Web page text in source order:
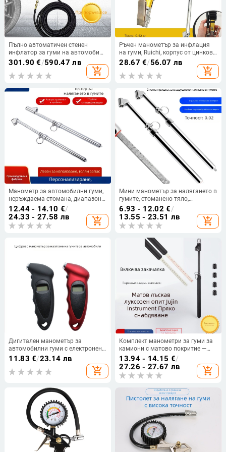
Пълно автоматичен стенен
инфлатор за гуми на автомобили
с вграден манометър за
налягането, модел DP-Q03
301.90 €/590.47 лв
add_shopping_cart
Ръчен манометър за инфлация
на гуми, Ruichi, корпус от цинков
сплав, обхват 220 psi, точност 10
psi, дисплей с множество
единици, тегло 0,42 kg
28.67 €/56.07 лв
add_shopping_cart
Манометр за автомобилни гуми,
неръждаема стомана, диапазон
150–160 PSI, точност ±2 PSI,
дисплей с различни единици,
тегло 174 g
12.44 - 14.10 €/
24.33 - 27.58 лв
add_shopping_cart
Мини манометър за налягането в
гумите, стоманено тяло,
диапазон до 180 kg/cm², точност
±0.02 kg/cm², тегло 0.02 kg, без
батерия
6.93 - 12.02 €/
13.55 - 23.51 лв
add_shopping_cart
Дигитален манометър за
автомобилни гуми с електронен
дисплей, диапазон 0-150 psi,
точност ±1,5 psi, захранван от
батерия AG13, ABS корпус
11.83 €/23.14 лв
add_shopping_cart
Комплект манометри за гуми за
камиони с матово покритие —
писалков манометр, диапазон 0–
150 psi, точност 2 psi, Jujin,
цинков сплав/неръждаема
стомана/ABS
13.94 - 14.15 €/
27.26 - 27.67 лв
add_shopping_cart